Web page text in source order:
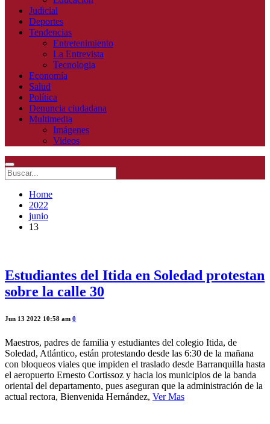
Judicial
Deportes
Tendencias
Entretenimiento
La Entrevista
Tecnologia
Economía
Salud
Política
Denuncia ciudadana
Multimedia
Imágenes
Videos
Home
2022
junio
13
Estudiantes del Itida en Soledad protestan
sobre la calle 30
Jun 13 2022 10:58 am 0
Maestros, padres de familia y estudiantes del colegio Itida, de
Soledad, Atlántico, están protestando desde las 6:30 de la mañana
con bloqueos viales que impiden el traslado desde Barranquilla hasta
el aeropuerto Ernesto Cortissoz y hacia los municipios de la banda
oriental del departamento, pues aseguran que la administración de la
actual rectora, Bienvenida Hernández, Ver Mas